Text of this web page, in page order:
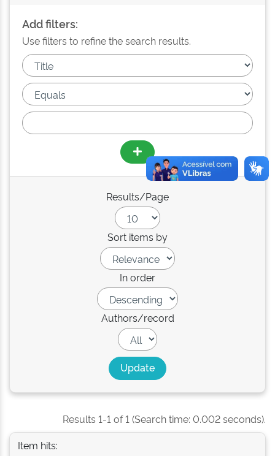
Add filters:
Use filters to refine the search results.
Results/Page
Sort items by
In order
Authors/record
Results 1-1 of 1 (Search time: 0.002 seconds).
Item hits: